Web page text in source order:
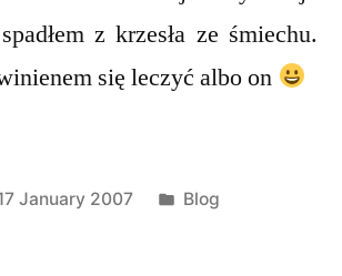
z krzesła ze śmiechu.
się leczyć albo on
January 2007
Posted
Blog